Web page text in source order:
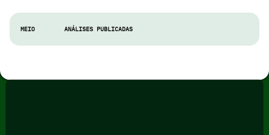
MEIO ANÁLISES PUBLICADAS